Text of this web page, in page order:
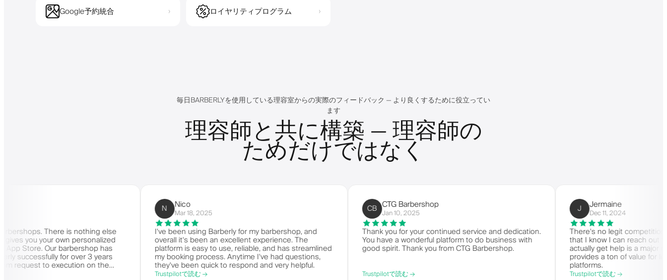
Google予約統合 › ロイヤリティプログラム ›
毎日BARBERLYを使用している理容室からの実際のフィードバック — より良くするために役立ってい
ます
理容師と共に構築 — 理容師の
ためだけではなく
There is nothing else
your own personalized
Our barbershop has
for over 3 years
to execution on the
Nico
Mar 18, 2025
I've been using Barberly for my barbershop, and
overall it's been an excellent experience. The
platform is easy to use, reliable, and has streamlined
my booking process. Anytime I've had questions,
they've been quick to respond and very helpful.
Trustpilotで読む →
CTG Barbershop
Jan 10, 2025
Thank you for your continued service and dedication.
You have a wonderful platform to do business with
good spirit. Thank you from CTG Barbershop.
Trustpilotで読む →
Jermaine
Dec 11, 2024
There's no legit competition for
that I know I can reach out to
actually get help is a major reason I
provides a ton of value for less
platforms.
Trustpilotで読む →